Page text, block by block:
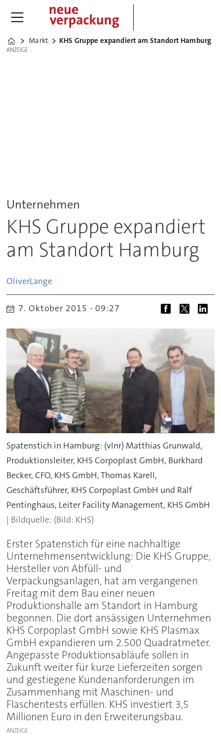
Home
Markt KHS Gruppe expandiert am Standort Hamburg
ANZEIGE
ANZEIGE
Unternehmen
KHS Gruppe expandiert
am Standort Hamburg
OliverLange
7. Oktober 2015 - 09:27
Spatenstich in Hamburg: (vlnr) Matthias Grunwald,
Produktionsleiter, KHS Corpoplast GmbH, Burkhard
Becker, CFO, KHS GmbH, Thomas Karell,
Geschäftsführer, KHS Corpoplast GmbH und Ralf
Pentinghaus, Leiter Facility Management, KHS GmbH
(Bild: KHS)
Erster Spatenstich für eine nachhaltige
Unternehmensentwicklung: Die KHS Gruppe,
Hersteller von Abfüll- und
Verpackungsanlagen, hat am vergangenen
Freitag mit dem Bau einer neuen
Produktionshalle am Standort in Hamburg
begonnen. Die dort ansässigen Unternehmen
KHS Corpoplast GmbH sowie KHS Plasmax
GmbH expandieren um 2.500 Quadratmeter.
Angepasste Produktionsabläufe sollen in
Zukunft weiter für kurze Lieferzeiten sorgen
und gestiegene Kundenanforderungen im
Zusammenhang mit Maschinen- und
Flaschentests erfüllen. KHS investiert 3,5
Millionen Euro in den Erweiterungsbau.
ANZEIGE